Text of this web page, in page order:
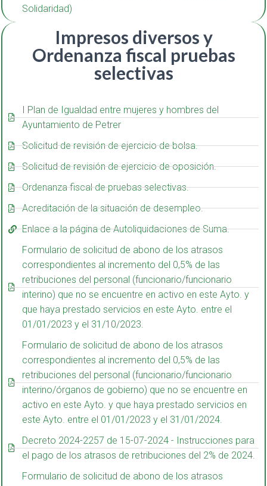
Solidaridad)
Impresos diversos y
Ordenanza fiscal pruebas
selectivas
I Plan de Igualdad entre mujeres y hombres del
Ayuntamiento de Petrer
Solicitud de revisión de ejercicio de bolsa.
Solicitud de revisión de ejercicio de oposición.
Ordenanza fiscal de pruebas selectivas.
Acreditación de la situación de desempleo.
Enlace a la página de Autoliquidaciones de Suma.
Formulario de solicitud de abono de los atrasos
correspondientes al incremento del 0,5% de las
retribuciones del personal (funcionario/funcionario
interino) que no se encuentre en activo en este Ayto. y
que haya prestado servicios en este Ayto. entre el
01/01/2023 y el 31/10/2023.
Formulario de solicitud de abono de los atrasos
correspondientes al incremento del 0,5% de las
retribuciones del personal (funcionario/funcionario
interino/órganos de gobierno) que no se encuentre en
activo en este Ayto. y que haya prestado servicios en
este Ayto. entre el 01/01/2023 y el 31/01/2024.
Decreto 2024-2257 de 15-07-2024 - Instrucciones para
el pago de los atrasos de retribuciones del 2% de 2024.
Formulario de solicitud de abono de los atrasos